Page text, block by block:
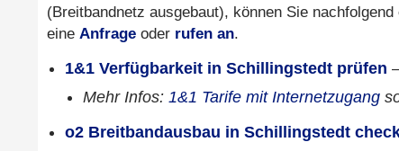
(Breitbandnetz ausgebaut), können Sie nachfolgend
eine Anfrage oder rufen an.
1&1 Verfügbarkeit in Schillingstedt prüfen
Mehr Infos: 1&1 Tarife mit Internetzugang
o2 Breitbandausbau in Schillingstedt